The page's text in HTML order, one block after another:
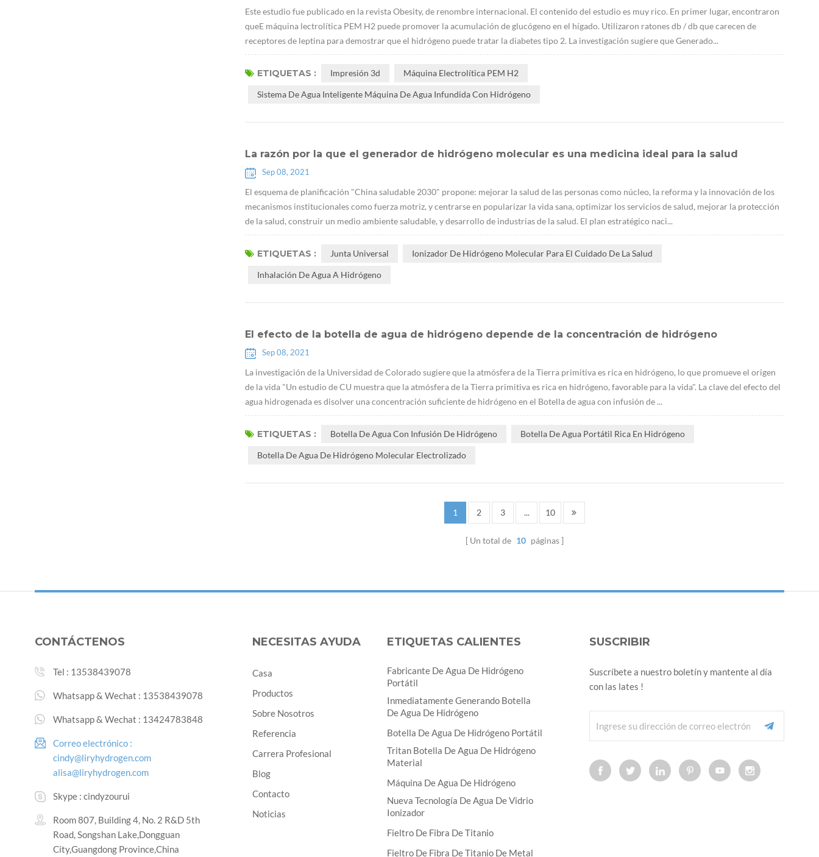
Este estudio fue publicado en la revista Obesity, de renombre internacional. El contenido del estudio es muy rico. En primer lugar, encontraron
queE máquina lectrolítica PEM H2 puede promover la acumulación de glucógeno en el hígado. Utilizaron ratones db / db que carecen de
receptores de leptina para demostrar que el hidrógeno puede tratar la diabetes tipo 2. La investigación sugiere que Generado...
ETIQUETAS : Impresión 3d Máquina Electrolítica PEM H2
Sistema De Agua Inteligente Máquina De Agua Infundida Con Hidrógeno
La razón por la que el generador de hidrógeno molecular es una medicina ideal para la salud
Sep 08, 2021
El esquema de planificación "China saludable 2030" propone: mejorar la salud de las personas como núcleo, la reforma y la innovación de los
mecanismos institucionales como fuerza motriz, y centrarse en popularizar la vida sana, optimizar los servicios de salud, mejorar la protección
de la salud, construir un medio ambiente saludable, y desarrollo de industrias de la salud. El plan estratégico naci...
ETIQUETAS : Junta Universal Ionizador De Hidrógeno Molecular Para El Cuidado De La Salud
Inhalación De Agua A Hidrógeno
El efecto de la botella de agua de hidrógeno depende de la concentración de hidrógeno
Sep 08, 2021
La investigación de la Universidad de Colorado sugiere que la atmósfera de la Tierra primitiva es rica en hidrógeno, lo que promueve el origen
de la vida "Un estudio de CU muestra que la atmósfera de la Tierra primitiva es rica en hidrógeno, favorable para la vida". La clave del efecto del
agua hidrogenada es disolver una concentración suficiente de hidrógeno en el Botella de agua con infusión de ...
ETIQUETAS : Botella De Agua Con Infusión De Hidrógeno Botella De Agua Portátil Rica En Hidrógeno
Botella De Agua De Hidrógeno Molecular Electrolizado
1 2 3 ... 10
Un total de 10 páginas
CONTÁCTENOS
Tel : 13538439078
Whatsapp & Wechat : 13538439078
Whatsapp & Wechat : 13424783848
Correo electrónico :
cindy@liryhydrogen.com
alisa@liryhydrogen.com
Skype : cindyzourui
Room 807, Building 4, No. 2 R&D 5th
Road, Songshan Lake,Dongguan
City,Guangdong Province,China
SUSCRIBIR
Suscríbete a nuestro boletín y mantente al día
con las lates !
NECESITAS AYUDA
Casa
Productos
Sobre Nosotros
Referencia
Carrera Profesional
Blog
Contacto
Noticias
ETIQUETAS CALIENTES
Fabricante De Agua De Hidrógeno
Portátil
Inmediatamente Generando Botella
De Agua De Hidrógeno
Botella De Agua De Hidrógeno Portátil
Tritan Botella De Agua De Hidrógeno
Material
Máquina De Agua De Hidrógeno
Nueva Tecnología De Agua De Vidrio
Ionizador
Fieltro De Fibra De Titanio
Fieltro De Fibra De Titanio De Metal